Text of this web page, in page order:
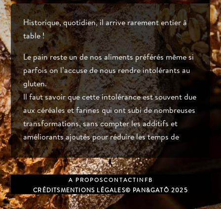
Historique, quotidien, il arrive rarement entier à
table !
Le pain reste un de nos aliments préférés même si
parfois on l’accuse de nous rendre intolérants au
gluten.
Il faut savoir que cette intolérance est souvent due
aux céréales et farines qui ont subi de nombreuses
transformations, sans compter les additifs et
améliorants ajoutés pour réduire les temps de
fabrication.
Chez P&G, le pain est notre « porte-drapeau » !
Nos artisans boulanger/res mettent la main à la
pâte, préparent les levains, répètent les gestes et
A PROPOSCONTACTIN FB
CRÉDITSMENTIONS LÉGALES© PAN&GATÔ 2025